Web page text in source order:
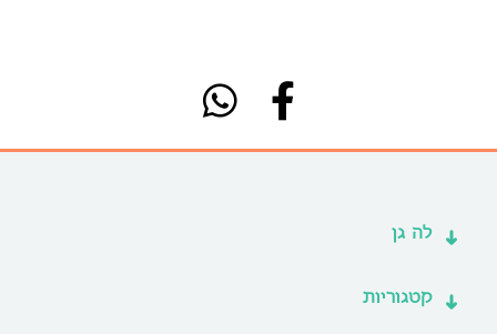
לה גן
קטגוריות